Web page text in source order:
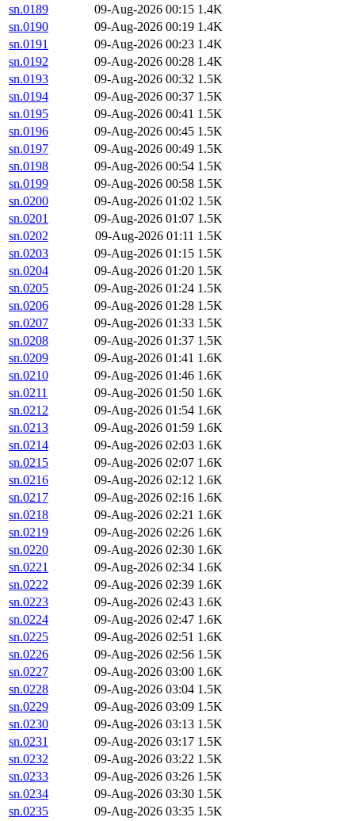
sn.0189
09-Aug-2026 00:15 1.4K
sn.0190
09-Aug-2026 00:19 1.4K
sn.0191
09-Aug-2026 00:23 1.4K
sn.0192
09-Aug-2026 00:28 1.4K
sn.0193
09-Aug-2026 00:32 1.5K
sn.0194
09-Aug-2026 00:37 1.5K
sn.0195
09-Aug-2026 00:41 1.5K
sn.0196
09-Aug-2026 00:45 1.5K
sn.0197
09-Aug-2026 00:49 1.5K
sn.0198
09-Aug-2026 00:54 1.5K
sn.0199
09-Aug-2026 00:58 1.5K
sn.0200
09-Aug-2026 01:02 1.5K
sn.0201
09-Aug-2026 01:07 1.5K
sn.0202
09-Aug-2026 01:11 1.5K
sn.0203
09-Aug-2026 01:15 1.5K
sn.0204
09-Aug-2026 01:20 1.5K
sn.0205
09-Aug-2026 01:24 1.5K
sn.0206
09-Aug-2026 01:28 1.5K
sn.0207
09-Aug-2026 01:33 1.5K
sn.0208
09-Aug-2026 01:37 1.5K
sn.0209
09-Aug-2026 01:41 1.6K
sn.0210
09-Aug-2026 01:46 1.6K
sn.0211
09-Aug-2026 01:50 1.6K
sn.0212
09-Aug-2026 01:54 1.6K
sn.0213
09-Aug-2026 01:59 1.6K
sn.0214
09-Aug-2026 02:03 1.6K
sn.0215
09-Aug-2026 02:07 1.6K
sn.0216
09-Aug-2026 02:12 1.6K
sn.0217
09-Aug-2026 02:16 1.6K
sn.0218
09-Aug-2026 02:21 1.6K
sn.0219
09-Aug-2026 02:26 1.6K
sn.0220
09-Aug-2026 02:30 1.6K
sn.0221
09-Aug-2026 02:34 1.6K
sn.0222
09-Aug-2026 02:39 1.6K
sn.0223
09-Aug-2026 02:43 1.6K
sn.0224
09-Aug-2026 02:47 1.6K
sn.0225
09-Aug-2026 02:51 1.6K
sn.0226
09-Aug-2026 02:56 1.5K
sn.0227
09-Aug-2026 03:00 1.6K
sn.0228
09-Aug-2026 03:04 1.5K
sn.0229
09-Aug-2026 03:09 1.5K
sn.0230
09-Aug-2026 03:13 1.5K
sn.0231
09-Aug-2026 03:17 1.5K
sn.0232
09-Aug-2026 03:22 1.5K
sn.0233
09-Aug-2026 03:26 1.5K
sn.0234
09-Aug-2026 03:30 1.5K
sn.0235
09-Aug-2026 03:35 1.5K